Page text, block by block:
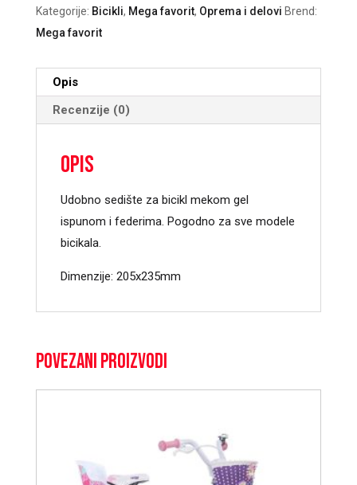
Kategorije: Bicikli, Mega favorit, Oprema i delovi Brend:
Mega favorit
Opis
Recenzije (0)
Opis
Udobno sedište za bicikl mekom gel
ispunom i federima. Pogodno za sve modele
bicikala.
Dimenzije: 205x235mm
Povezani proizvodi